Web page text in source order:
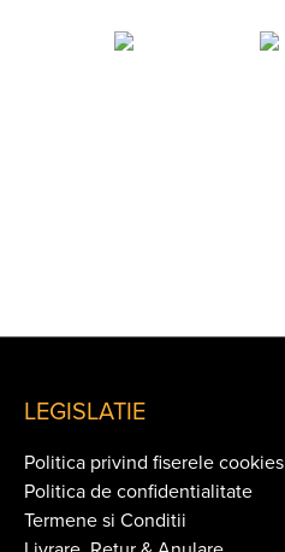
LEGISLATIE
Politica privind fiserele cookies
Politica de confidentialitate
Termene si Conditii